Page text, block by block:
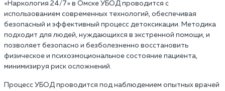
«Наркология 24/7» в Омске УБОД проводится с
использованием современных технологий, обеспечивая
безопасный и эффективный процесс детоксикации. Методика
подходит для людей, нуждающихся в экстренной помощи, и
позволяет безопасно и безболезненно восстановить
физическое и психоэмоциональное состояние пациента,
минимизируя риск осложнений.
Процесс УБОД проводится под наблюдением опытных врачей